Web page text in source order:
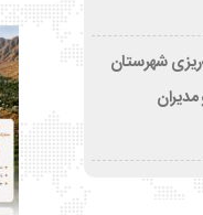
شهرستان